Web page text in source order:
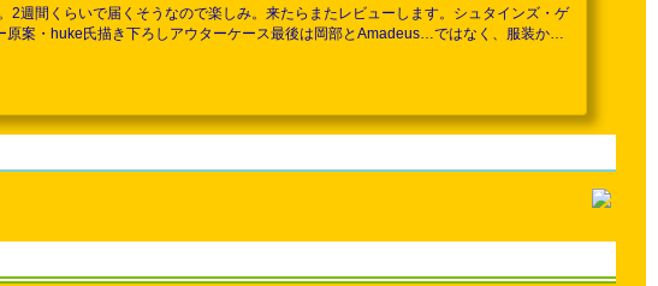
週間くらいで届くそうなので楽しみ。来たらまたレビューします。シュタインズ・ゲ
案・huke氏描き下ろしアウターケース最後は岡部とAmadeus…ではなく、服装から